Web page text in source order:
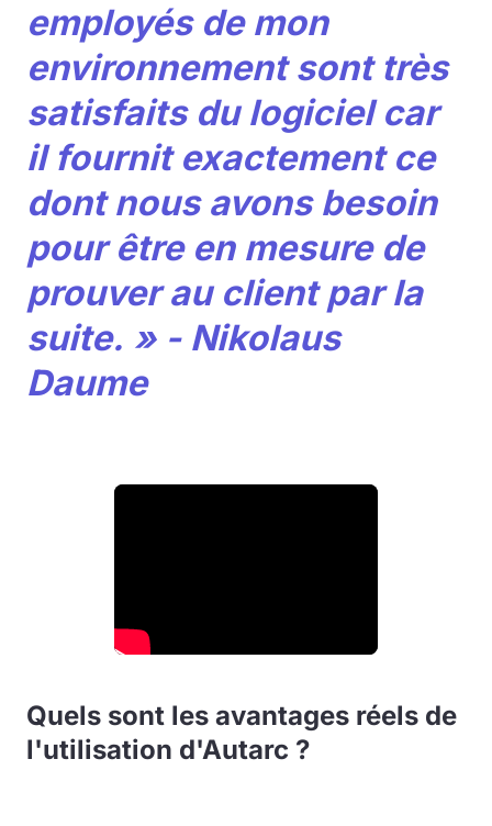
employés de mon
environnement sont très
satisfaits du logiciel car
il fournit exactement ce
dont nous avons besoin
pour être en mesure de
prouver au client par la
suite. » - Nikolaus
Daume
Quels sont les avantages réels de
l'utilisation d'Autarc ?